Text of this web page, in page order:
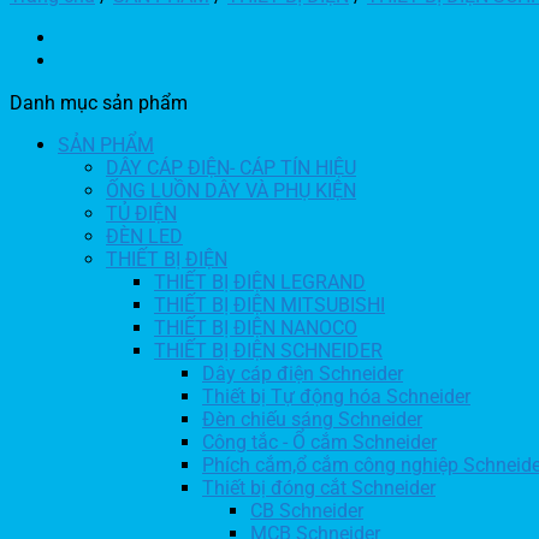
Danh mục sản phẩm
SẢN PHẨM
DÂY CÁP ĐIỆN- CÁP TÍN HIỆU
ỐNG LUỒN DÂY VÀ PHỤ KIỆN
TỦ ĐIỆN
ĐÈN LED
THIẾT BỊ ĐIỆN
THIẾT BỊ ĐIỆN LEGRAND
THIẾT BỊ ĐIỆN MITSUBISHI
THIẾT BỊ ĐIỆN NANOCO
THIẾT BỊ ĐIỆN SCHNEIDER
Dây cáp điện Schneider
Thiết bị Tự động hóa Schneider
Đèn chiếu sáng Schneider
Công tắc - Ổ cắm Schneider
Phích cắm,ổ cắm công nghiệp
Thiết bị đóng cắt Schneider
CB Schneider
MCB Schneider